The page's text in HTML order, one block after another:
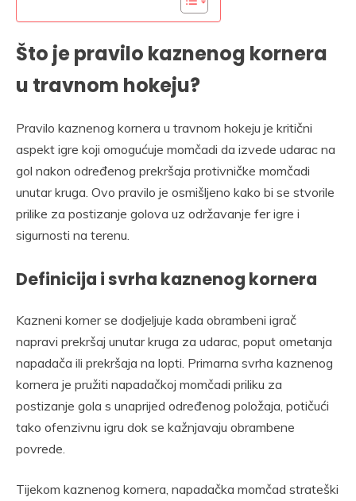
Što je pravilo kaznenog kornera
u travnom hokeju?
Pravilo kaznenog kornera u travnom hokeju je kritični
aspekt igre koji omogućuje momčadi da izvede udarac na
gol nakon određenog prekršaja protivničke momčadi
unutar kruga. Ovo pravilo je osmišljeno kako bi se stvorile
prilike za postizanje golova uz održavanje fer igre i
sigurnosti na terenu.
Definicija i svrha kaznenog kornera
Kazneni korner se dodjeljuje kada obrambeni igrač
napravi prekršaj unutar kruga za udarac, poput ometanja
napadača ili prekršaja na lopti. Primarna svrha kaznenog
kornera je pružiti napadačkoj momčadi priliku za
postizanje gola s unaprijed određenog položaja, potičući
tako ofenzivnu igru dok se kažnjavaju obrambene
povrede.
Tijekom kaznenog kornera, napadačka momčad strateški